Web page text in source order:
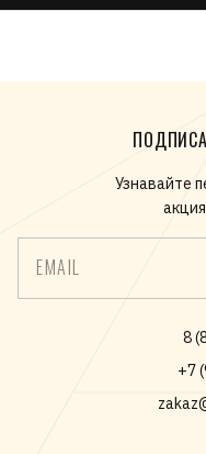
Узнавайте
EMAIL
8
+7